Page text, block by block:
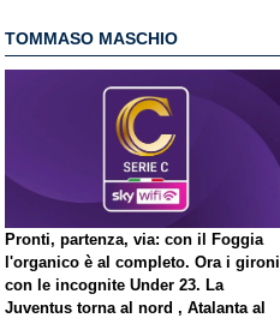
TOMMASO MASCHIO
Pronti, partenza, via: con il Foggia
l'organico è al completo. Ora i gironi
con le incognite Under 23. La
Juventus torna al nord , Atalanta al